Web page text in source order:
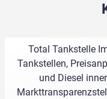
Total Tankstelle
Tankstellen,
und Diesel